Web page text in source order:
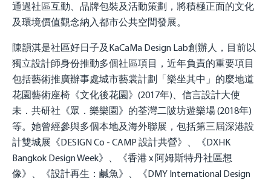
通過社區互動、品牌包裝及活動策劃，將積極正面的文化
及環境價值觀念納入都市公共空間發展。
陳韻淇是社區好日子及KaCaMa Design Lab創辦人，目前以
獨立設計師身份推動多個社區項目，近年負責的重要項目
包括藝術推廣辦事處城市藝裳計劃「樂坐其中」的麼地道
花園藝術座椅《文化後花園》(2017年)、信言設計大使
未．共研社《眾．樂樂園》的荃灣二陂坊遊樂場 (2018年)
等。她曾經參與多個本地及海外聯展，包括第三屆深港設
計雙城展《DESIGN Co - CAMP 設計共營》、《DXHK
Bangkok Design Week》、《香港 x 阿姆斯特丹社區想
像》、《設計再⽣：鹹⿂》、《DMY International Design